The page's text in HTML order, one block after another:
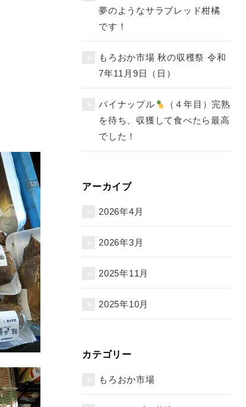
夢のようなサラブレッド柑橘
です！
もろおか市場 秋の収穫祭 令和
7年11月9日（日）
パイナップル
（４年目）完熟
を待ち、収獲して食べたら最高
でした！
アーカイブ
2026年4月
2026年3月
2025年11月
2025年10月
カテゴリー
もろおか市場